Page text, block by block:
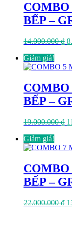
BẾP –
14.000.000₫
Giảm giá!
BẾP –
19.000.000₫
Giảm giá!
BẾP –
22.000.000₫